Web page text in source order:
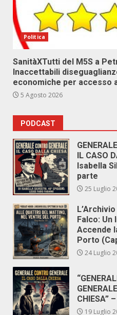
Politica
SanitàXTutti del M5S a
Inaccettabili
economiche per accesso
5 Agosto 2026
PODCAST
IL CASO
Isabella
parte
25 Luglio
Falco: Un
Accende
Porto
24 Luglio
CHIESA”
19 Luglio